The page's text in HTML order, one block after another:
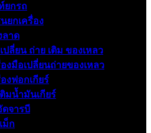
ยกรถ
นยกเครื่อง
ลาด
ปลี่ยน ถ่าย เติม ของเหลว
องมือเปลี่ยนถ่ายของเหลว
องฟอกเกียร์
ติมน้ำมันเกียร์
ดจารบี
ม็ก